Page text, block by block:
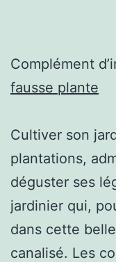
Complément
fausse plante
Cultiver son
plantations,
déguster ses
jardinier qui,
dans cette
canalisé. Les